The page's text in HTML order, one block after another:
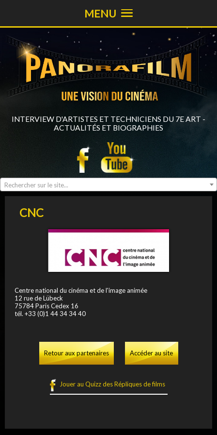
INTERVIEW D'ARTISTES ET TECHNICIENS DU 7E ART -
ACTUALITÉS ET BIOGRAPHIES
Rechercher sur le site...
MENU
CNC
Centre national du cinéma et de l'image animée
12 rue de Lübeck
75784 Paris Cedex 16
tél. +33 (0)1 44 34 34 40
Retour aux partenaires Accéder au site
Jouer au Quizz des Répliques de films